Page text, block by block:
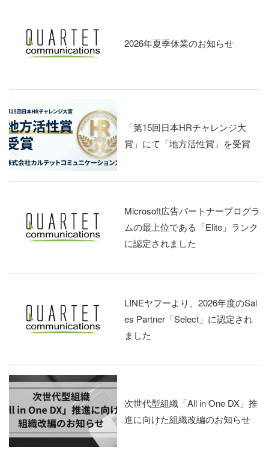
2026年夏季休業のお知らせ
「第15回日本HRチャレンジ大
賞」にて「地方活性賞」を受賞
Microsoft広告パートナープログラ
ムの最上位である「Elite」ランク
に認定されました
LINEヤフーより、2026年度のSal
es Partner「Select」に認定され
ました
次世代型組織「All in One DX」推
進に向けた組織改編のお知らせ